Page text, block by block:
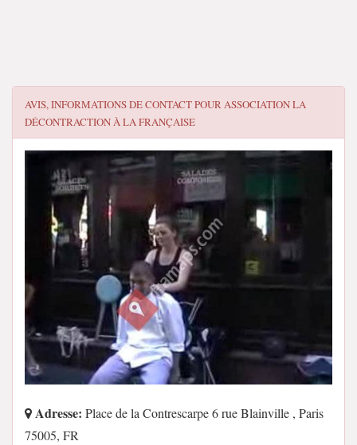
AVIS, INFORMATIONS DE CONTACT POURASSOCIATION LA
DÉCONTRACTION À LA FRANÇAISE
Adresse: Place de la Contrescarpe 6 rue Blainville , Paris
75005, FR